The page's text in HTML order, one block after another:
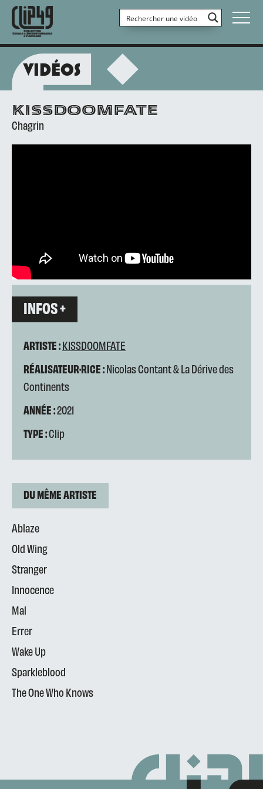
VIDÉOS
KISSDOOMFATE
Chagrin
INFOS +
ARTISTE :KISSDOOMFATE
RÉALISATEUR·RICE :Nicolas Contant & La Dérive des
Continents
ANNÉE :2021
TYPE :Clip
DU MÊME ARTISTE
Ablaze
Old Wing
Stranger
Innocence
Mal
Errer
Wake Up
Sparkleblood
The One Who Knows